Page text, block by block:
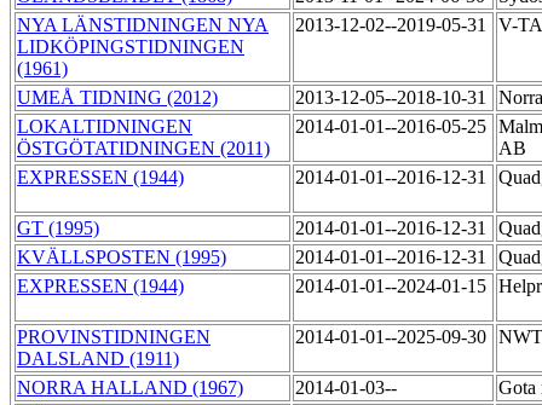
NYA LÄNSTIDNINGEN NYA
LIDKÖPINGSTIDNINGEN
(1961)
2013-12-02--2019-05-31 V-
UMEÅ TIDNING (2012) 2013-12-05--2018-10-31
LOKALTIDNINGEN
ÖSTGÖTATIDNINGEN (2011)
2014-01-01--2016-05-25
AB
EXPRESSEN (1944)
2014-01-01--2016-12-31
GT (1995) 2014-01-01--2016-12-31
KVÄLLSPOSTEN (1995)
2014-01-01--2016-12-31
EXPRESSEN (1944)
2014-01-01--2024-01-15
PROVINSTIDNINGEN
DALSLAND (1911)
2014-01-01--2025-09-30
NORRA HALLAND (1967) 2014-01-03--
Gota